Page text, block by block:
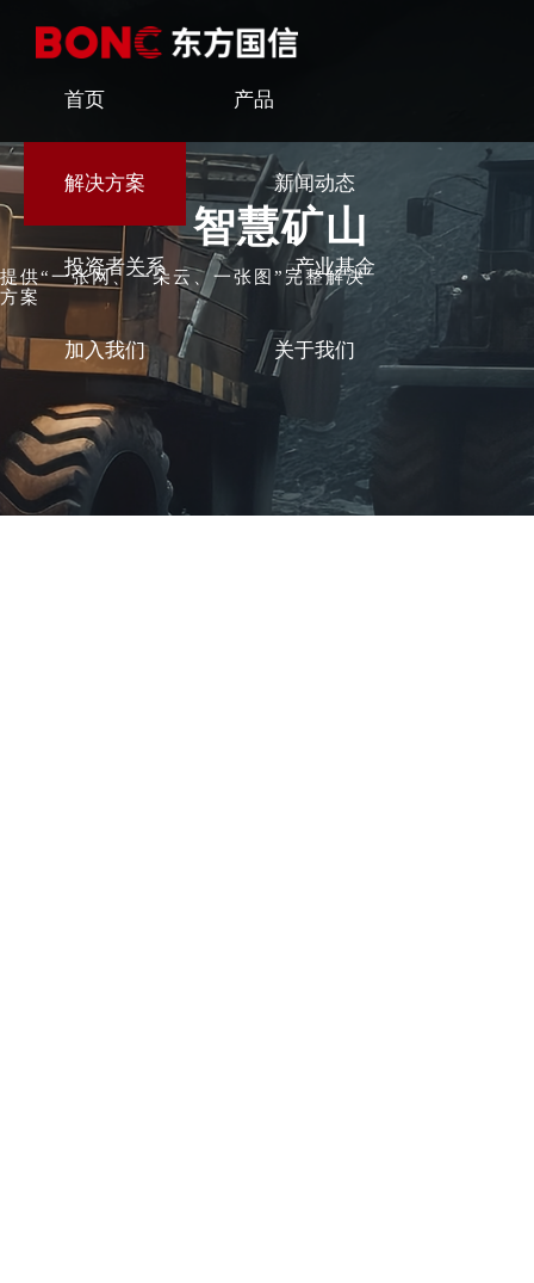
首页 产品
解决方案 新闻动态
投资者关系 产业基金
加入我们 关于我们
智慧矿山
提供“一张网、一朵云、一张图”完整解决
方案